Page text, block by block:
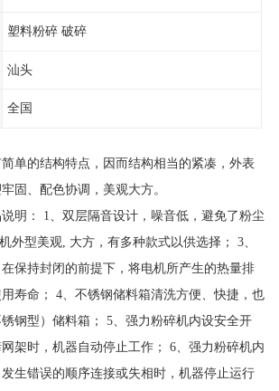
塑料粉碎 破碎
汕头
全国
单的结构特点，因而结构相当的紧凑，外表
固、配色协调，美观大方。
明： 1、双层隔音设计，噪音低，避免了粉尘
外型美观, 大方，有多种款式以供选择； 3、
保持封闭的前提下，将电机所产生的热量排
寿命； 4、不锈钢储料箱清洗方便、快捷，也
钢型）储料箱； 5、强力粉碎机内设安全开
架时，机器自动停止工作； 6、强力粉碎机内
生错误的顺序连接或失相时，机器停止运行